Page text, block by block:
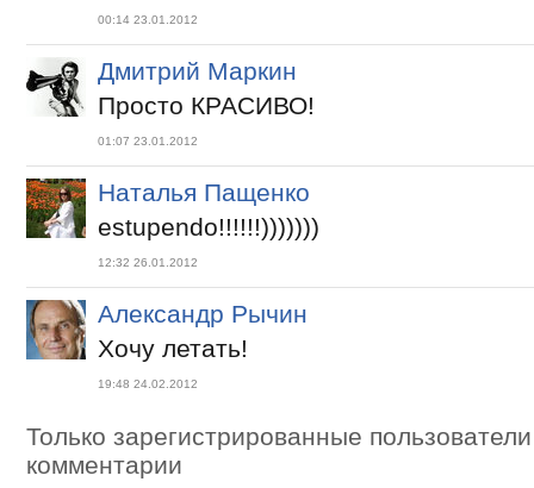
00:14 23.01.2012
Дмитрий Маркин
Просто КРАСИВО!
01:07 23.01.2012
Наталья Пащенко
estupendo!!!!!!)))))))
12:32 26.01.2012
Александр Рычин
Хочу летать!
19:48 24.02.2012
Только зарегистрированные
комментарии